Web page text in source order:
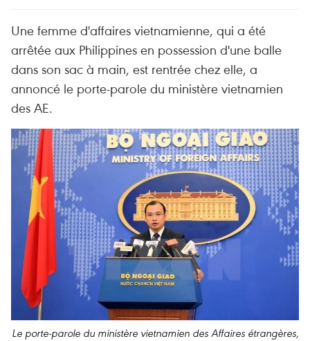
Une femme d'affaires vietnamienne, qui a été
arrêtée aux Philippines en possession d'une balle
dans son sac à main, est rentrée chez elle, a
annoncé le porte-parole du ministère vietnamien
des AE.
Le porte-parole du ministère vietnamien des Affaires étrangères,